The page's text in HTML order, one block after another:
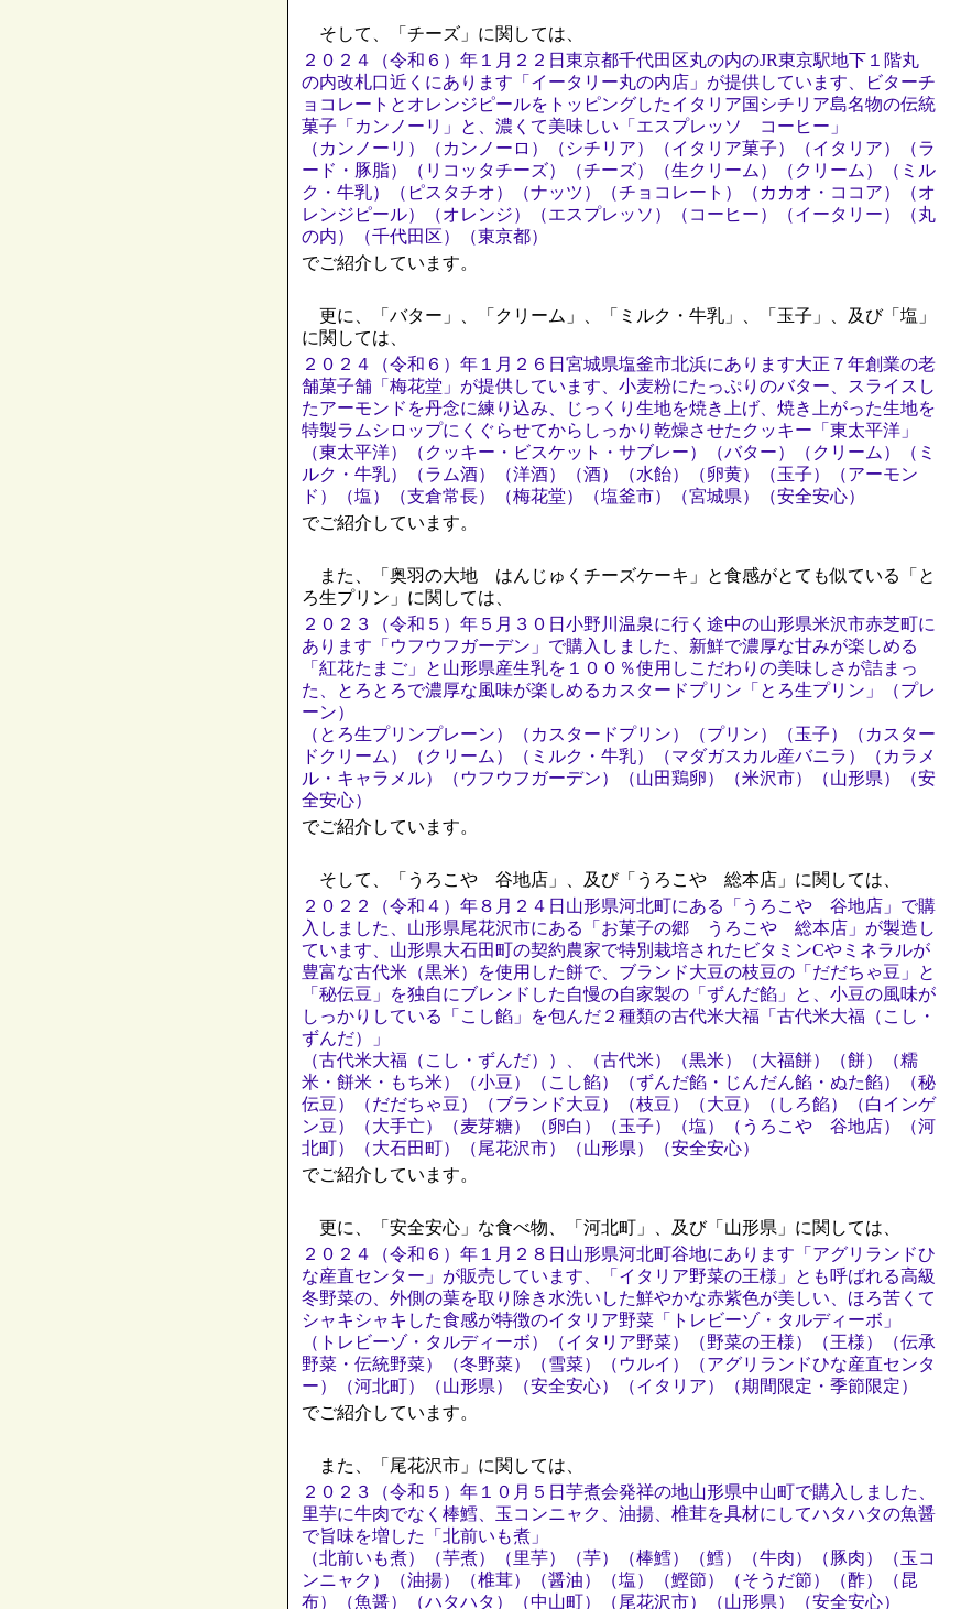
そして、「チーズ」に関しては、
２０２４（令和６）年１月２２日東京都千代田区丸の内のJR東京駅地下１階丸
の内改札口近くにあります「イータリー丸の内店」が提供しています、ビターチ
ョコレートとオレンジピールをトッピングしたイタリア国シチリア島名物の伝統
菓子「カンノーリ」と、濃くて美味しい「エスプレッソ コーヒー」
（カンノーリ）（カンノーロ）（シチリア）（イタリア菓子）（イタリア）（ラ
ード・豚脂）（リコッタチーズ）（チーズ）（生クリーム）（クリーム）（ミル
ク・牛乳）（ピスタチオ）（ナッツ）（チョコレート）（カカオ・ココア）（オ
レンジピール）（オレンジ）（エスプレッソ）（コーヒー）（イータリー）（丸
の内）（千代田区）（東京都）
でご紹介しています。
更に、「バター」、「クリーム」、「ミルク・牛乳」、「玉子」、及び「塩」
に関しては、
２０２４（令和６）年１月２６日宮城県塩釜市北浜にあります大正７年創業の老
舗菓子舗「梅花堂」が提供しています、小麦粉にたっぷりのバター、スライスし
たアーモンドを丹念に練り込み、じっくり生地を焼き上げ、焼き上がった生地を
特製ラムシロップにくぐらせてからしっかり乾燥させたクッキー「東太平洋」
（東太平洋）（クッキー・ビスケット・サブレー）（バター）（クリーム）（ミ
ルク・牛乳）（ラム酒）（洋酒）（酒）（水飴）（卵黄）（玉子）（アーモン
ド）（塩）（支倉常長）（梅花堂）（塩釜市）（宮城県）（安全安心）
でご紹介しています。
また、「奥羽の大地 はんじゅくチーズケーキ」と食感がとても似ている「と
ろ生プリン」に関しては、
２０２３（令和５）年５月３０日小野川温泉に行く途中の山形県米沢市赤芝町に
あります「ウフウフガーデン」で購入しました、新鮮で濃厚な甘みが楽しめる
「紅花たまご」と山形県産生乳を１００％使用しこだわりの美味しさが詰まっ
た、とろとろで濃厚な風味が楽しめるカスタードプリン「とろ生プリン」（プレ
ーン）
（とろ生プリンプレーン）（カスタードプリン）（プリン）（玉子）（カスター
ドクリーム）（クリーム）（ミルク・牛乳）（マダガスカル産バニラ）（カラメ
ル・キャラメル）（ウフウフガーデン）（山田鶏卵）（米沢市）（山形県）（安
全安心）
でご紹介しています。
そして、「うろこや 谷地店」、及び「うろこや 総本店」に関しては、
２０２２（令和４）年８月２４日山形県河北町にある「うろこや 谷地店」で購
入しました、山形県尾花沢市にある「お菓子の郷 うろこや 総本店」が製造し
ています、山形県大石田町の契約農家で特別栽培されたビタミンCやミネラルが
豊富な古代米（黒米）を使用した餅で、ブランド大豆の枝豆の「だだちゃ豆」と
「秘伝豆」を独自にブレンドした自慢の自家製の「ずんだ餡」と、小豆の風味が
しっかりしている「こし餡」を包んだ２種類の古代米大福「古代米大福（こし・
ずんだ）」
（古代米大福（こし・ずんだ））、（古代米）（黒米）（大福餅）（餅）（糯
米・餅米・もち米）（小豆）（こし餡）（ずんだ餡・じんだん餡・ぬた餡）（秘
伝豆）（だだちゃ豆）（ブランド大豆）（枝豆）（大豆）（しろ餡）（白インゲ
ン豆）（大手亡）（麦芽糖）（卵白）（玉子）（塩）（うろこや 谷地店）（河
北町）（大石田町）（尾花沢市）（山形県）（安全安心）
でご紹介しています。
更に、「安全安心」な食べ物、「河北町」、及び「山形県」に関しては、
２０２４（令和６）年１月２８日山形県河北町谷地にあります「アグリランドひ
な産直センター」が販売しています、「イタリア野菜の王様」とも呼ばれる高級
冬野菜の、外側の葉を取り除き水洗いした鮮やかな赤紫色が美しい、ほろ苦くて
シャキシャキした食感が特徴のイタリア野菜「トレビーゾ・タルディーボ」
（トレビーゾ・タルディーボ）（イタリア野菜）（野菜の王様）（王様）（伝承
野菜・伝統野菜）（冬野菜）（雪菜）（ウルイ）（アグリランドひな産直センタ
ー）（河北町）（山形県）（安全安心）（イタリア）（期間限定・季節限定）
でご紹介しています。
また、「尾花沢市」に関しては、
２０２３（令和５）年１０月５日芋煮会発祥の地山形県中山町で購入しました、
里芋に牛肉でなく棒鱈、玉コンニャク、油揚、椎茸を具材にしてハタハタの魚醤
で旨味を増した「北前いも煮」
（北前いも煮）（芋煮）（里芋）（芋）（棒鱈）（鱈）（牛肉）（豚肉）（玉コ
ンニャク）（油揚）（椎茸）（醤油）（塩）（鰹節）（そうだ節）（酢）（昆
布）（魚醤）（ハタハタ）（中山町）（尾花沢市）（山形県）（安全安心）